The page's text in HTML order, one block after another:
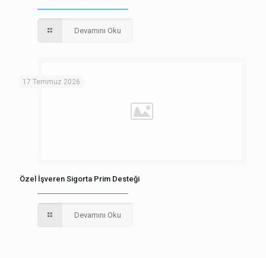
Devamını Oku
17 Temmuz 2026
Özel İşveren Sigorta Prim Desteği
Devamını Oku